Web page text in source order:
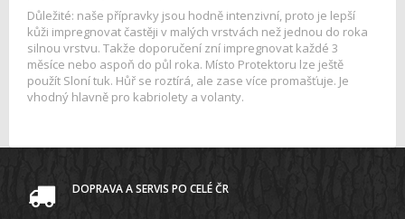
Důležité: naše přípravky jsou hodně intenzivní, proto je lepší
kůži impregnovat častěji v malých vrstvách než jednou do roka
silnou vrstvu. Takže doporučení zní impregnovat každé 3
měsíce nebo aspoň do půl roka. Místo Protektoru lze ještě
použít Sloní tuk. Hůř se roztírá, ale zase více promašťuje. Je
vhodný hlavně pro kabriolety a volanty.
DOPRAVA A SERVIS PO CELÉ ČR